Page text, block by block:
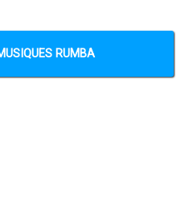
RUMBA